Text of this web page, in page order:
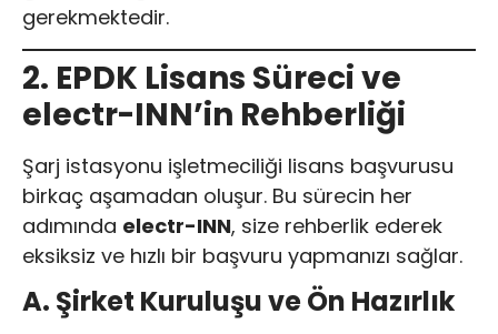
gerekmektedir.
2. EPDK Lisans Süreci ve
electr-INN’in Rehberliği
Şarj istasyonu işletmeciliği lisans başvurusu
birkaç aşamadan oluşur. Bu sürecin her
adımında electr-INN, size rehberlik ederek
eksiksiz ve hızlı bir başvuru yapmanızı sağlar.
A. Şirket Kuruluşu ve Ön Hazırlık